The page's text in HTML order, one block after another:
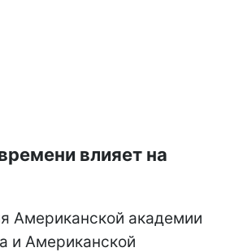
влияет на
Американской академии
и Американской